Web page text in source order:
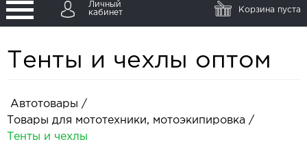
Личный
кабинет
Корзина пуста
Тенты и чехлы оптом
Автотовары /
Товары для мототехники, мотоэкипировка /
Тенты и чехлы